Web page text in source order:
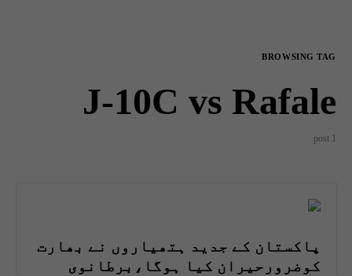
BROWSING TAG
J-10C vs Rafale
1 post
پاکستان کے جدید ہتھیاروں نے بھارت
کوضرورحیران کیا ہوگا،برطانوی